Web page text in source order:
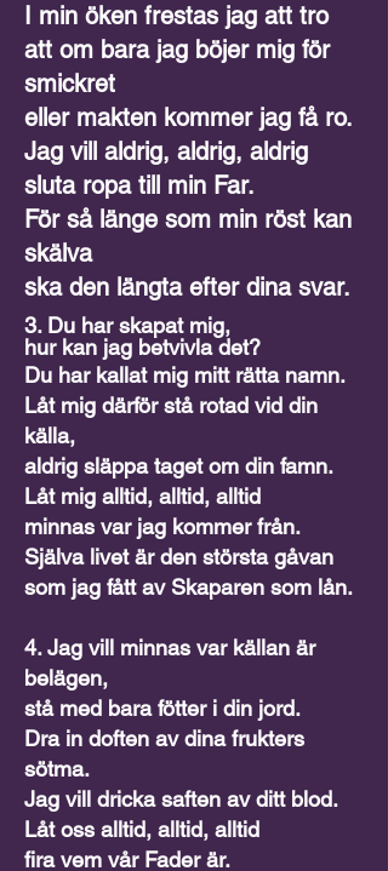
I min öken frestas jag att tro
att om bara jag böjer mig för
smickret
eller makten kommer jag få ro.
Jag vill aldrig, aldrig, aldrig
sluta ropa till min Far.
För så länge som min röst kan
skälva
ska den längta efter dina svar.
3. Du har skapat mig,
hur kan jag betvivla det?
Du har kallat mig mitt rätta namn.
Låt mig därför stå rotad vid din
källa,
aldrig släppa taget om din famn.
Låt mig alltid, alltid, alltid
minnas var jag kommer från.
Själva livet är den största gåvan
som jag fått av Skaparen som lån.
4. Jag vill minnas var källan är
belägen,
stå med bara fötter i din jord.
Dra in doften av dina frukters
sötma.
Jag vill dricka saften av ditt blod.
Låt oss alltid, alltid, alltid
fira vem vår Fader är.